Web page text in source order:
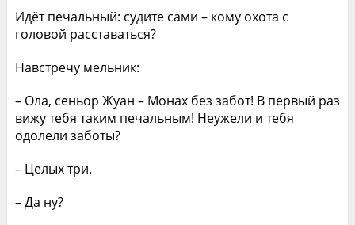
Идёт печальный: судите сами – кому охота с
головой расставаться?
Навстречу мельник:
– Ола, сеньор Жуан – Монах без забот! В первый раз
вижу тебя таким печальным! Неужели и тебя
одолели заботы?
– Целых три.
– Да ну?